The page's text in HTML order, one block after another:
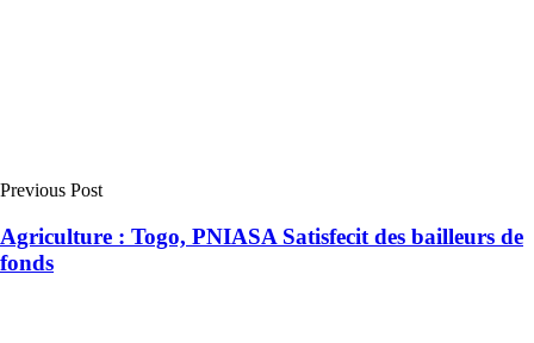
Previous Post
Agriculture : Togo, PNIASA Satisfecit des bailleurs de
fonds